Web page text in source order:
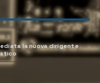
la nuova dirigente